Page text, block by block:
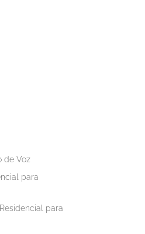
de Voz
para
para